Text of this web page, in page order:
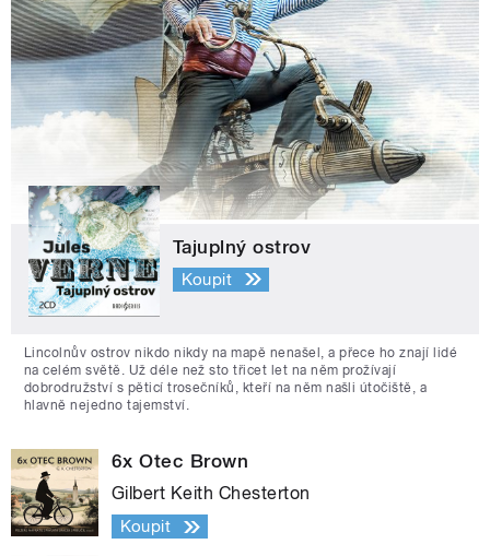
Tajuplný ostrov
Koupit
Lincolnův ostrov nikdo nikdy na mapě nenašel, a přece ho znají lidé
na celém světě. Už déle než sto třicet let na něm prožívají
dobrodružství s pěticí trosečníků, kteří na něm našli útočiště, a
hlavně nejedno tajemství.
6x Otec Brown
Gilbert Keith Chesterton
Koupit